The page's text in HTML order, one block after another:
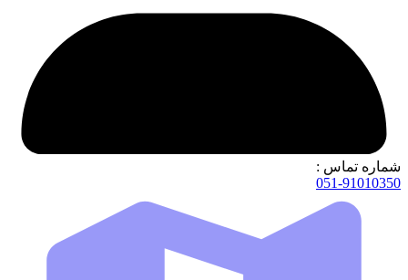
شماره تماس :
051-91010350